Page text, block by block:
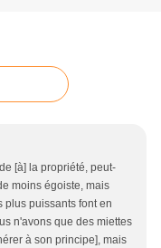
[à] la propriété, peut-
moins égoiste, mais
plus puissants font en
n'avons que des miettes
à son principe], mais